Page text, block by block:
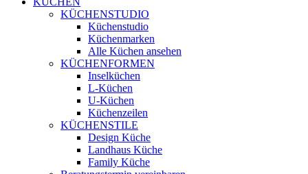
KÜCHENSTUDIO
Küchenstudio
Küchenmarken
Alle Küchen ansehen
KÜCHENFORMEN
Inselküchen
L-Küchen
U-Küchen
Küchenzeilen
KÜCHENSTILE
Design Küche
Landhaus Küche
Family Küche